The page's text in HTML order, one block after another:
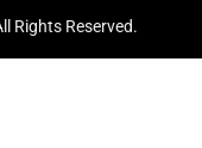
Rights Reserved.